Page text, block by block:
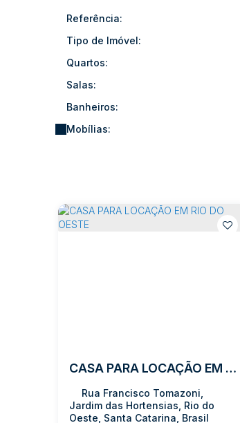
Referência:
Tipo de Imóvel:
Quartos:
Salas:
Banheiros:
Mobílias:
CASA PARA LOCAÇÃO EM RIO DO OESTE
Rua Francisco Tomazoni,
Jardim das Hortensias, Rio do
Oeste, Santa Catarina, Brasil